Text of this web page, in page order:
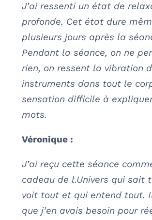
J’ai ressenti un état de
profonde. Cet état dure
plusieurs jours après la
Pendant la séance, on ne
rien, on ressent la vibration
instruments dans tout le
sensation difficile à
mots.
Véronique :
J’ai reçu cette séance
cadeau de l.Univers qui sait
voit tout et qui entend tout.
que j’en avais besoin pour